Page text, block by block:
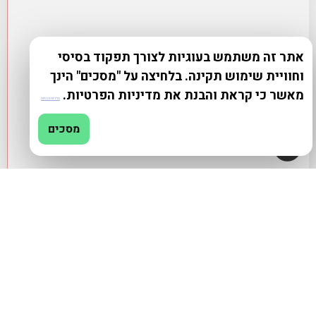
אתר זה משתמש בעוגיות לצורך תפקוד בסיסי
וחוויית שימוש תקינה. בלחיצה על "מסכים" הינך
מאשר כי קראת והבנת את מדיניות הפרטיות. מדיניות פרטיות
מסכים